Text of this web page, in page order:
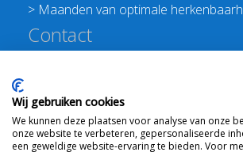
> Maanden van optimale
Contact
E:info@floravannederland.nl
Plein 1992 70F 6221JP Maastricht
T: 06 41237586
Wij gebruiken cookies
We kunnen deze plaatsen voor analyse van onze
onze website te verbeteren, gepersonaliseerde
een geweldige website-ervaring te bieden. Voor